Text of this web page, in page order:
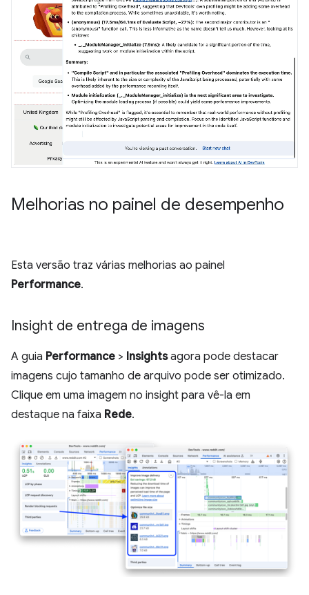
Melhorias no painel de desempenho
Esta versão traz várias melhorias ao painel
Performance.
Insight de entrega de imagens
A guia Performance > Insightsagora pode destacar
imagens cujo tamanho de arquivo pode ser otimizado.
Clique em uma imagem no insight para vê-la em
destaque na faixa Rede.